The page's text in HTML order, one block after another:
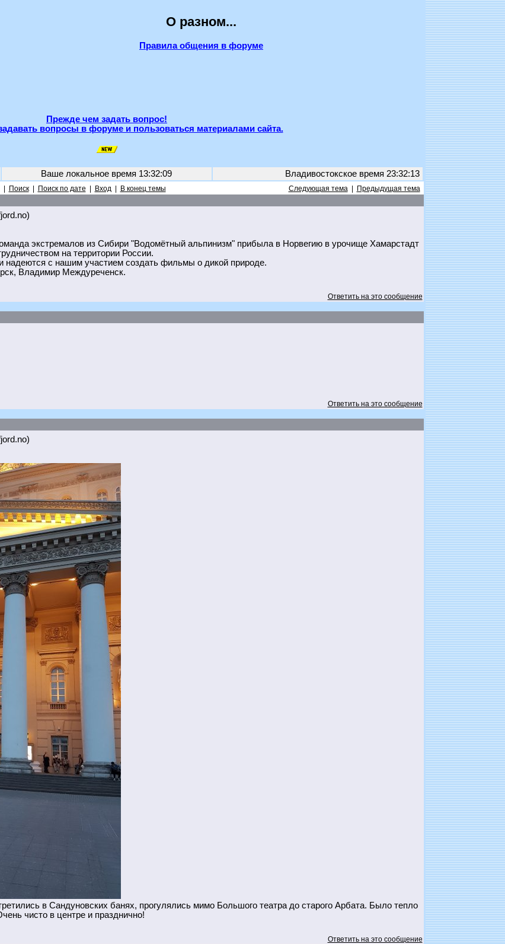
О разном...
Правила общения в форуме
Прежде чем задать вопрос!
вопросы в форуме и пользоваться материалами сайта.
Ваше локальное время 13:32:09 Владивостокское время 23:32:13
Поиск| Поиск по дате Вход| В конец темы Следующая тема|
Предыдущая тема
экстремалов из Сибири "Водомётный альпинизм" прибыла в Норвегию в урочище Хамарстадт
на территории России.
надеются с нашим участием создать фильмы о дикой природе.
Владимир Междуреченск.
Ответить на это сообщение
Ответить на это сообщение
в Сандуновских банях, прогулялись мимо Большого театра до старого Арбата. Было тепло
чисто в центре и празднично!
Ответить на это сообщение